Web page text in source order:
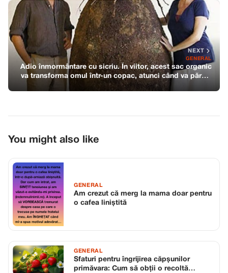
NEXT
GENERAL
Adio înmormântare cu sicriu. În viitor, acest sac organic
va transforma omul într-un copac, atunci când va părăsi
această lume.
You might also like
GENERAL
Am crezut că merg la mama doar pentru
o cafea liniștită
GENERAL
Sfaturi pentru îngrijirea căpșunilor
primăvara: Cum să obții o recoltă